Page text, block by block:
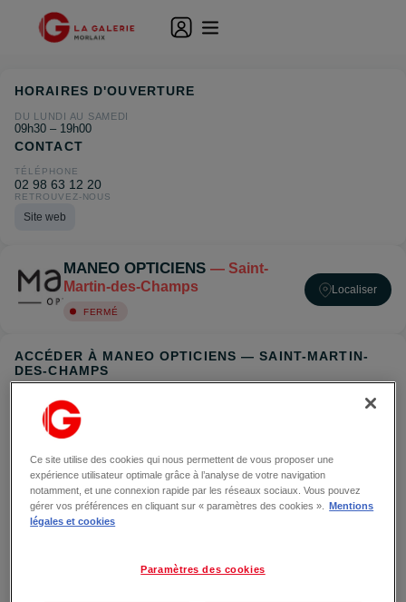
MANEO OPTICIENS — Saint-
Martin-des-Champs
FERMÉ
Localiser
ACCÉDER À MANEO OPTICIENS — SAINT-MARTIN-
DES-CHAMPS
HORAIRES D'OUVERTURE
DU LUNDI AU SAMEDI
09h30 – 19h00
CONTACT
TÉLÉPHONE
02 98 63 12 20
RETROUVEZ-NOUS
Site web
Ce site utilise des cookies qui nous permettent de vous proposer une
expérience utilisateur optimale grâce à l’analyse de votre navigation
notamment, et une connexion rapide par les réseaux sociaux. Vous pouvez
gérer vos préférences en cliquant sur « paramètres des cookies ».
Mentions
légales et cookies
Paramètres des cookies